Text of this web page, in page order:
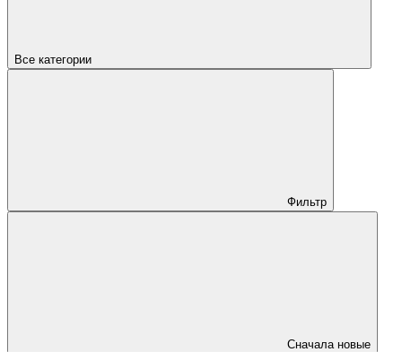
Все категории
Фильтр
Сначала новые